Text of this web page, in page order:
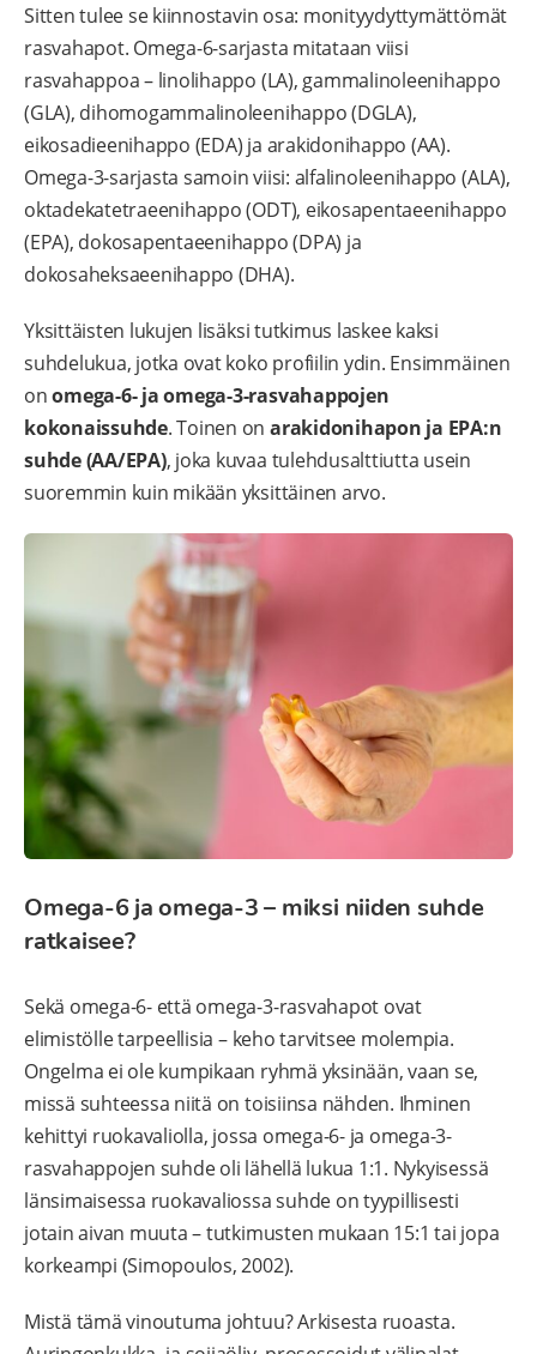
Sitten tulee se kiinnostavin osa: monityydyttymättömät
rasvahapot. Omega-6-sarjasta mitataan viisi
rasvahappoa – linolihappo (LA), gammalinoleenihappo
(GLA), dihomogammalinoleenihappo (DGLA),
eikosadieenihappo (EDA) ja arakidonihappo (AA).
Omega-3-sarjasta samoin viisi: alfalinoleenihappo (ALA),
oktadekatetraeenihappo (ODT), eikosapentaeenihappo
(EPA), dokosapentaeenihappo (DPA) ja
dokosaheksaeenihappo (DHA).
Yksittäisten lukujen lisäksi tutkimus laskee kaksi
suhdelukua, jotka ovat koko profiilin ydin. Ensimmäinen
onomega-6- ja omega-3-rasvahappojen
kokonaissuhde. Toinen onarakidonihapon ja EPA:n
suhde (AA/EPA), joka kuvaa tulehdusalttiutta usein
suoremmin kuin mikään yksittäinen arvo.
Omega-6 ja omega-3 – miksi niiden suhde
ratkaisee?
Sekä omega-6- että omega-3-rasvahapot ovat
elimistölle tarpeellisia – keho tarvitsee molempia.
Ongelma ei ole kumpikaan ryhmä yksinään, vaan se,
missä suhteessa niitä on toisiinsa nähden. Ihminen
kehittyi ruokavaliolla, jossa omega-6- ja omega-3-
rasvahappojen suhde oli lähellä lukua 1:1. Nykyisessä
länsimaisessa ruokavaliossa suhde on tyypillisesti
jotain aivan muuta – tutkimusten mukaan 15:1 tai jopa
korkeampi (Simopoulos, 2002).
Mistä tämä vinoutuma johtuu? Arkisesta ruoasta.